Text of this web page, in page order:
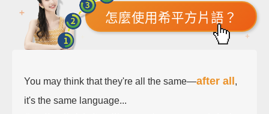
怎麼使用希平方片語？
You may think that they're all the same—after all
,
it's the same language...